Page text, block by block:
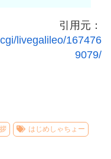
引用元：
livegalileo/167476
9079/
はじめしゃちょー